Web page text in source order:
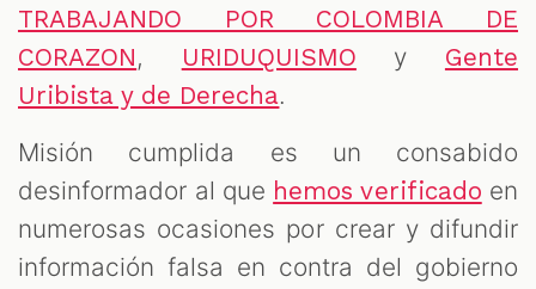
TRABAJANDO POR COLOMBIA DE
CORAZON, URIDUQUISMO y Gente
Uribista y de Derecha.
Misión cumplida es un consabido
desinformador al que hemos verificado en
numerosas ocasiones por crear y difundir
información falsa en contra del gobierno